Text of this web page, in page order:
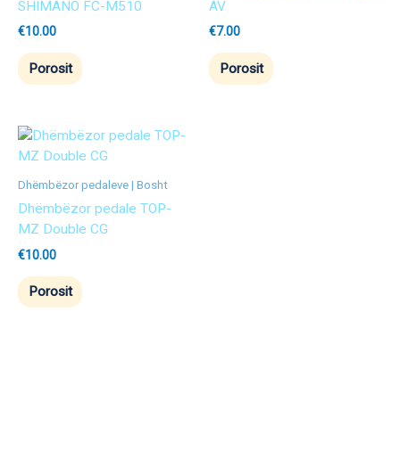
SHIMANO FC-M510
€10.00
Porosit
AV
€7.00
Porosit
Dhëmbëzor pedaleve | Bosht
Dhëmbëzor pedale TOP-
MZ Double CG
€10.00
Porosit